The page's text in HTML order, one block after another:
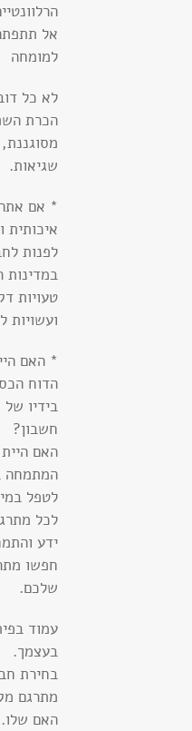
אל
למומחה
לא כל
הכרת
שגיאות.
* אם
איכותית
לפנות
במדינות
טעויות
ועשויות
* האם
הדוח
בידיו
חשבון?
האם
המתמחה
לטפל
לכל
ידע
חפשו
שלכם.
עמוד
בעצמך.
בחירת
מתרגם
האם שלו.